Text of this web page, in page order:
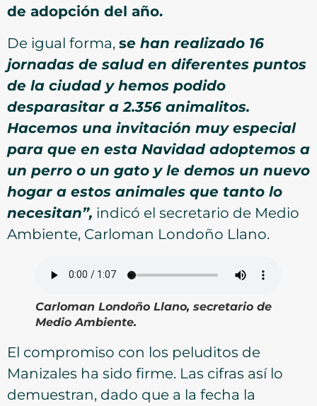
de adopción del año.
De igual forma, se han realizado 16
jornadas de salud en diferentes puntos
de la ciudad y hemos podido
desparasitar a 2.356 animalitos.
Hacemos una invitación muy especial
para que en esta Navidad adoptemos a
un perro o un gato y le demos un nuevo
hogar a estos animales que tanto lo
necesitan”, indicó el secretario de Medio
Ambiente, Carloman Londoño Llano.
Carloman Londoño Llano, secretario de
Medio Ambiente.
El compromiso con los peluditos de
Manizales ha sido firme. Las cifras así lo
demuestran, dado que a la fecha la